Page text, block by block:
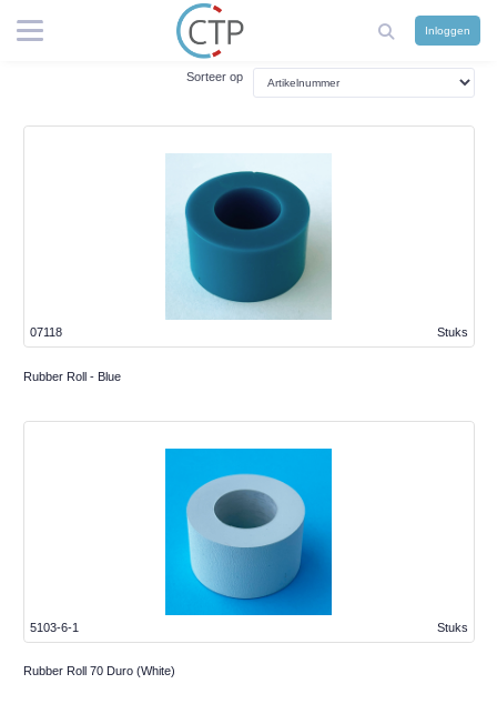
Inloggen
Sorteer op
Stuks
07118
Rubber Roll - Blue
Stuks
5103-6-1
Rubber Roll 70 Duro (White)